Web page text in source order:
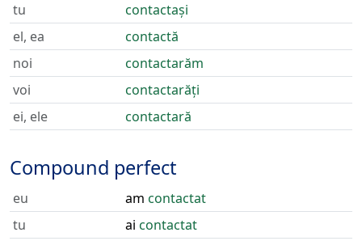
tu
contactași
el, ea
contactă
noi
contactarăm
voi
contactarăți
ei, ele
contactară
Compound perfect
eu am contactat
tu
ai contactat